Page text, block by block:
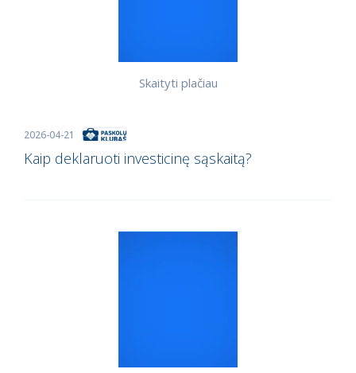
2026-04-21
Kaip deklaruoti investicinę sąskaitą?
Skaityti plačiau